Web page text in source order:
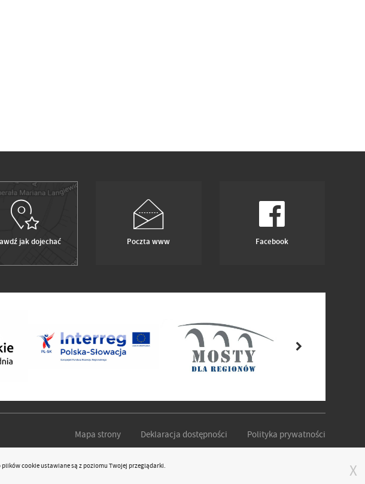
jak dojechać Poczta www Facebook
Mapa strony Deklaracja dostępności Polityka prywatności
X
cookie ustawiane są z poziomu Twojej przeglądarki.